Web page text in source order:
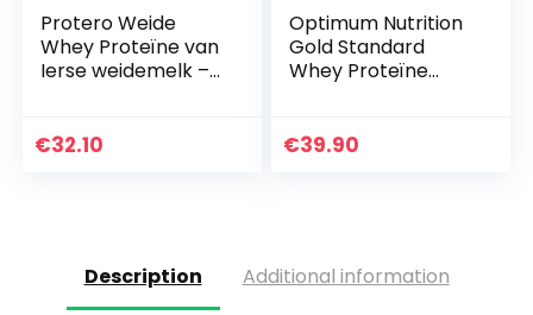
Protero Weide
Whey Proteïne van
Ierse weidemelk –
€32.10
Optimum Nutrition
Gold Standard
Whey Proteïne
Herstel met
€39.90
Description Additional information